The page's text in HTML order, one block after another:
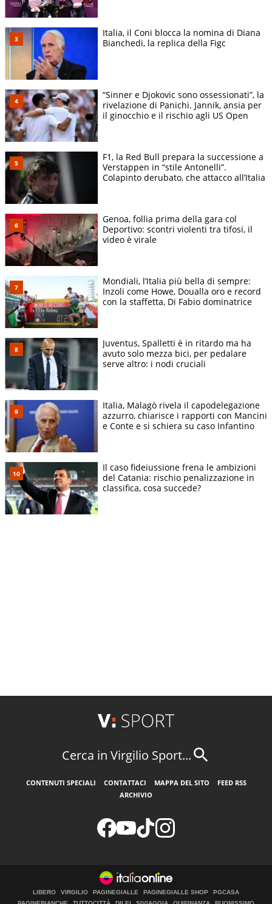
Italia, il Coni blocca la nomina di Diana
Bianchedi, la replica della Figc
“Sinner e Djokovic sono ossessionati”, la
rivelazione di Panichi. Jannik, ansia per
il ginocchio e il rischio agli US Open
F1, la Red Bull prepara la successione a
Verstappen in “stile Antonelli”.
Colapinto derubato, che attacco all’Italia
Genoa, follia prima della gara col
Deportivo: scontri violenti tra tifosi, il
video è virale
Mondiali, l’Italia più bella di sempre:
Inzoli come Howe, Doualla oro e record
con la staffetta, Di Fabio dominatrice
Juventus, Spalletti è in ritardo ma ha
avuto solo mezza bici, per pedalare
serve altro: i nodi cruciali
Italia, Malagò rivela il capodelegazione
azzurro, chiarisce i rapporti con Mancini
e Conte e si schiera su caso Infantino
Il caso fideiussione frena le ambizioni
del Catania: rischio penalizzazione in
classifica, cosa succede?
Cerca in Virgilio Sport...
CONTENUTI SPECIALI CONTATTACI MAPPA DEL SITO
FEED RSS
ARCHIVIO
LIBERO VIRGILIO PAGINEGIALLE PAGINEGIALLE SHOP
PGCASA